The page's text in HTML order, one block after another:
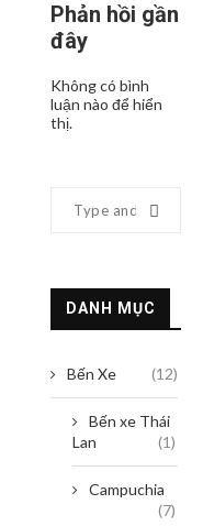
Phản hồi gần
đây
Không có bình
luận nào để hiển
thị.
DANH MỤC
Bến Xe (12)
Bến xe Thái
Lan
(1)
Campuchia
(7)